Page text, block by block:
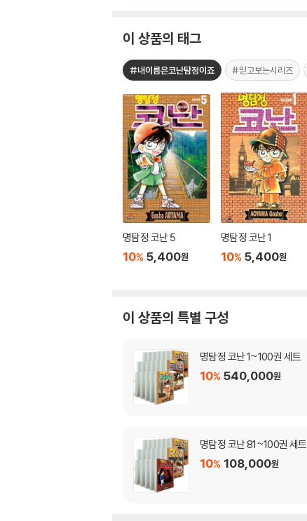
이 상품의 태그
#내이름은코난탐정이죠 #믿고보는시리즈
명탐정 코난 5
10% 5,400원
명탐정 코난 1
10% 5,400원
이 상품의 특별 구성
명탐정 코난 1~100권 세트
10% 540,000원
명탐정 코난 81~100권 세트
10% 108,000원